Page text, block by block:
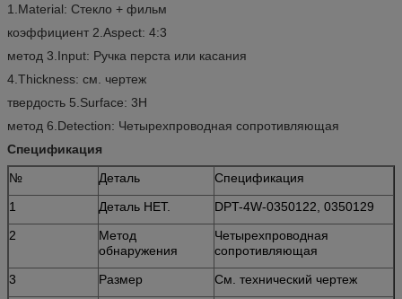
1.Material: Стекло + фильм
коэффициент 2.Aspect: 4:3
метод 3.Input: Ручка перста или касания
4.Thickness: см. чертеж
твердость 5.Surface: 3H
метод 6.Detection: Четырехпроводная сопротивляющая
Спецификация
№
Деталь
Спецификация
1
Деталь НЕТ.
DPT-4W-0350122, 0350129
2
Метод
обнаружения
Четырехпроводная
сопротивляющая
3
Размер
См. технический чертеж